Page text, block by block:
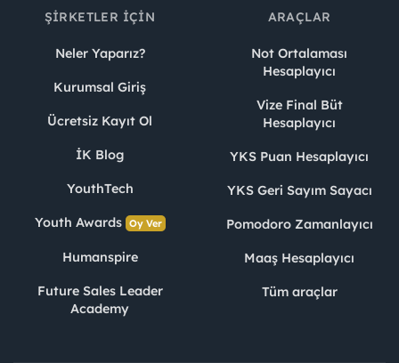
ŞIRKETLER İÇIN
Neler Yaparız?
Kurumsal Giriş
Ücretsiz Kayıt Ol
İK Blog
YouthTech
Youth Awards Oy Ver
Humanspire
Future Sales Leader
Academy
ARAÇLAR
Not Ortalaması
Hesaplayıcı
Vize Final Büt
Hesaplayıcı
YKS Puan Hesaplayıcı
YKS Geri Sayım Sayacı
Pomodoro Zamanlayıcı
Maaş Hesaplayıcı
Tüm araçlar